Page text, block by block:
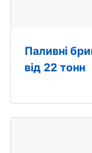
Паливні
від 22 тонн